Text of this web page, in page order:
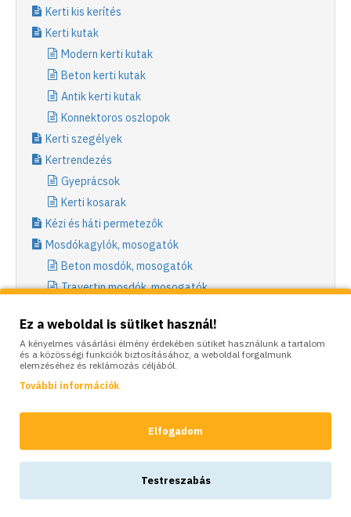
Kerti kis kerítés
Kerti kutak
Modern kerti kutak
Beton kerti kutak
Antik kerti kutak
Konnektoros oszlopok
Kerti szegélyek
Kertrendezés
Gyeprácsok
Kerti kosarak
Kézi és háti permetezők
Mosdókagylók, mosogatók
Beton mosdók, mosogatók
Travertin mosdók, mosogatók
Outlet
Polyrattan kerti bútor
Talajtakarók, ponyvák
Fátyolfóliák
Agroszövetek
Takaró ponyvák
Ez a weboldal is sütiket használ!
A kényelmes vásárlási élmény érdekében sütiket használunk a tartalom
és a közösségi funkciók biztosításához, a weboldal forgalmunk
elemzéséhez és reklámozás céljából.
További információk
Elfogadom
Testreszabás